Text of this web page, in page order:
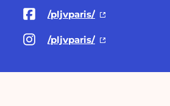
/pljvparis/
/pljvparis/